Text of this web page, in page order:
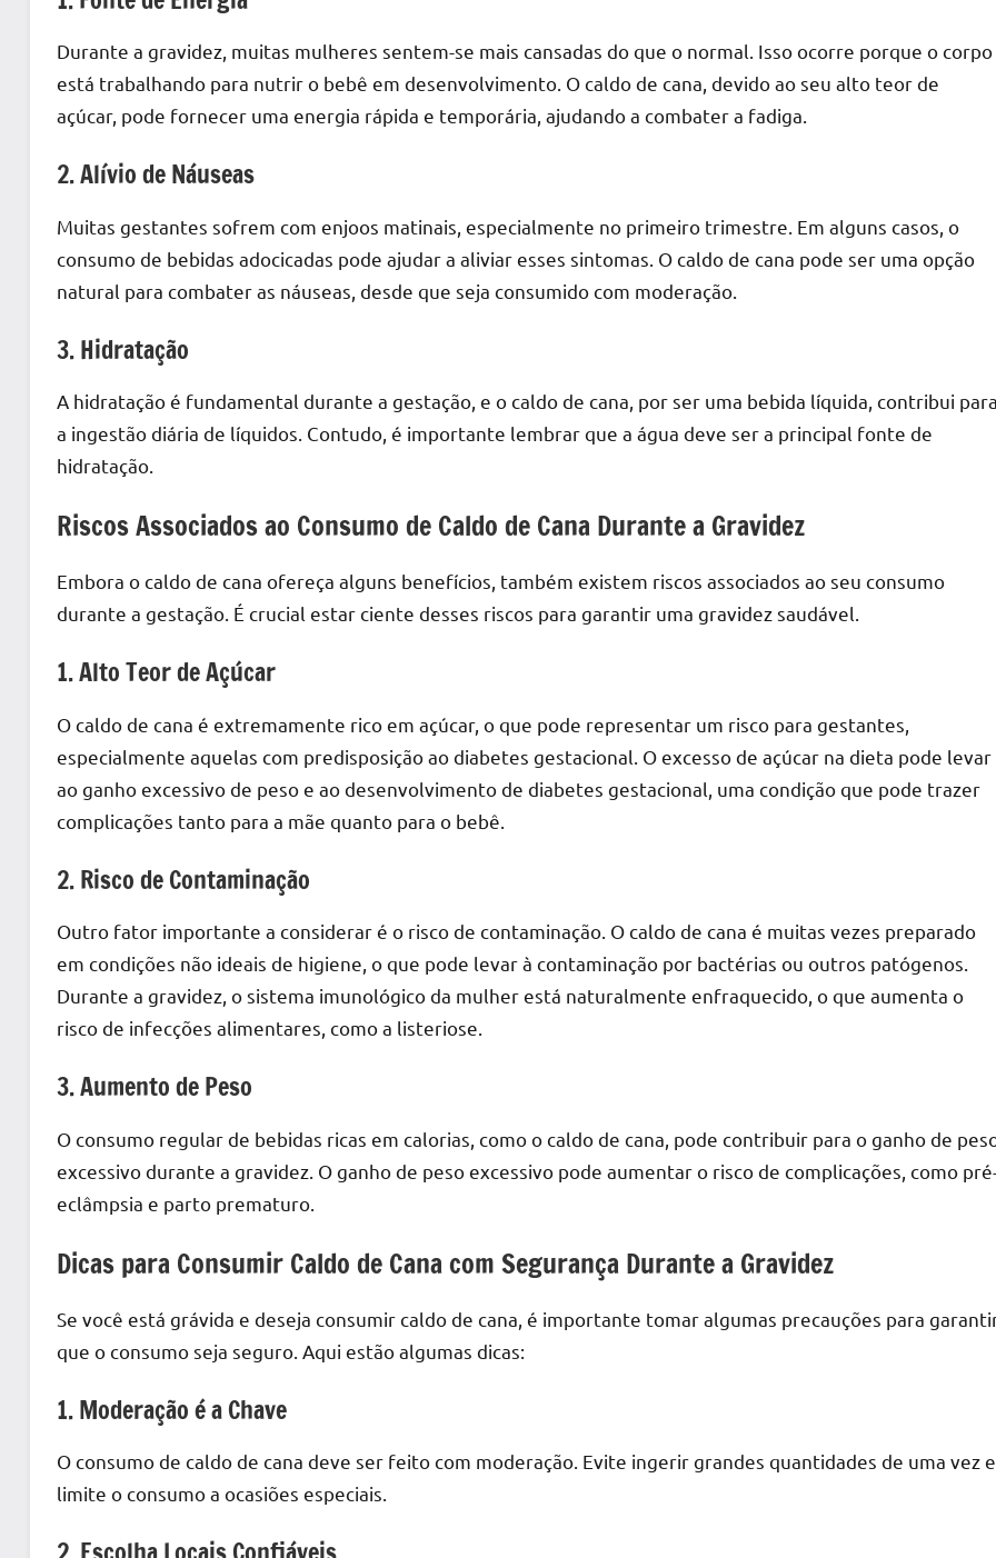
Durante a gravidez, muitas mulheres sentem-se mais cansadas do que o normal. Isso ocorre porque o corpo
está trabalhando para nutrir o bebê em desenvolvimento. O caldo de cana, devido ao seu alto teor de
açúcar, pode fornecer uma energia rápida e temporária, ajudando a combater a fadiga.
2. Alívio de Náuseas
Muitas gestantes sofrem com enjoos matinais, especialmente no primeiro trimestre. Em alguns casos, o
consumo de bebidas adocicadas pode ajudar a aliviar esses sintomas. O caldo de cana pode ser uma opção
natural para combater as náuseas, desde que seja consumido com moderação.
3. Hidratação
A hidratação é fundamental durante a gestação, e o caldo de cana, por ser uma bebida líquida, contribui
a ingestão diária de líquidos. Contudo, é importante lembrar que a água deve ser a principal fonte de
hidratação.
Riscos Associados ao Consumo de Caldo de Cana Durante a Gravidez
Embora o caldo de cana ofereça alguns benefícios, também existem riscos associados ao seu consumo
durante a gestação. É crucial estar ciente desses riscos para garantir uma gravidez saudável.
1. Alto Teor de Açúcar
O caldo de cana é extremamente rico em açúcar, o que pode representar um risco para gestantes,
especialmente aquelas com predisposição ao diabetes gestacional. O excesso de açúcar na dieta pode levar
ao ganho excessivo de peso e ao desenvolvimento de diabetes gestacional, uma condição que pode trazer
complicações tanto para a mãe quanto para o bebê.
2. Risco de Contaminação
Outro fator importante a considerar é o risco de contaminação. O caldo de cana é muitas vezes preparado
em condições não ideais de higiene, o que pode levar à contaminação por bactérias ou outros patógenos.
Durante a gravidez, o sistema imunológico da mulher está naturalmente enfraquecido, o que aumenta o
risco de infecções alimentares, como a listeriose.
3. Aumento de Peso
O consumo regular de bebidas ricas em calorias, como o caldo de cana, pode contribuir para o ganho de
excessivo durante a gravidez. O ganho de peso excessivo pode aumentar o risco de complicações, como
eclâmpsia e parto prematuro.
Dicas para Consumir Caldo de Cana com Segurança Durante a Gravidez
Se você está grávida e deseja consumir caldo de cana, é importante tomar algumas precauções para
que o consumo seja seguro. Aqui estão algumas dicas:
1. Moderação é a Chave
O consumo de caldo de cana deve ser feito com moderação. Evite ingerir grandes quantidades de uma vez e
limite o consumo a ocasiões especiais.